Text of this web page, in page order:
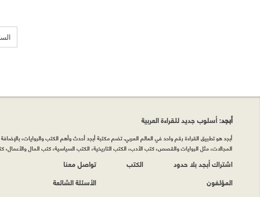
أبجد: أسلوب جديد للقراءة العربية
أبجد هو تطبيق القراءة رقم واحد في العالم العربي. تضم مكتبة أبجد أحدث وأهم الكتب والروايات،
المجالات، مثل الروايات والقصص، كتب الأدب، الكتب التاريخية، الكتب السياسية، كتب المال والأعمال،
اشتراك أبجد بلا حدود
المؤلفون
الكتب
تواصل معنا
الأسئلة الشائعة